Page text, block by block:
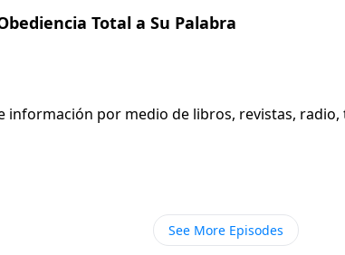
dirección y aliento de la Palabra de Dios a fin
les permita resistir los embates de estas
permanecer firmes el resto de su existencia en
Total a Su Palabra
información por medio de libros, revistas,
un contenido útil e inútil, que muchas veces
de nosotros, pero muy a menudo no está en
muy pronto; leemos un libro cristiano
el sabio consejo de un buen creyente, pero
sin aplicación no cumple el deseo que Dios
See More Episodes